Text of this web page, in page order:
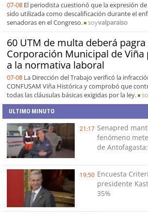
07-08 El periodista cuestionó que la expresión
sido utilizada como descalificación durante el
senadoras en el Congreso.
soyvalparaiso
60 UTM de multa deberá pagra
Corporación Municipal de
a la normativa laboral
07-08 La Dirección del Trabajo verificó la
CONFUSAM Viña Histórica y comprobó que
todas las cláusulas básicas exigidas por la ley.
ULTIMO MINUTO
21:17 Senapred
fenómeno
de
19:50 Encuesta
presidente
35%